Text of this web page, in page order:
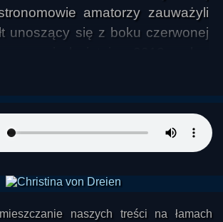
amatorzy zauważyli
unoszący się z boku czerwonej
jak obłok pyłu ulatującego z
Jest to dużo więcej niż
burzach piaskowych na niskiej
przewalają się przez tę
naszych treści na łamach